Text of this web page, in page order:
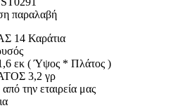
παραλαβή
14 Καράτια
εκ ( Ύψος * Πλάτος )
3,2 γρ
την εταιρεία μας